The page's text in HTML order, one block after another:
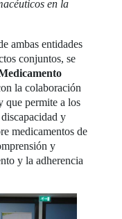
en la
ambas entidades
conjuntos, se
la colaboración
que permite a los
y
medicamentos de
y
y la adherencia